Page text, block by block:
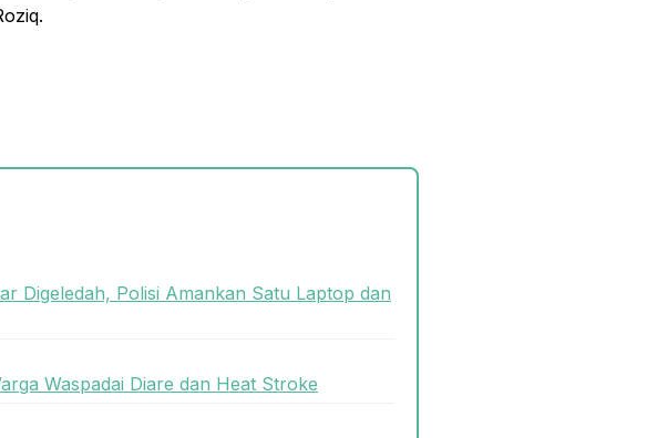
Digeledah, Polisi Amankan Satu Laptop dan
Waspadai Diare dan Heat Stroke